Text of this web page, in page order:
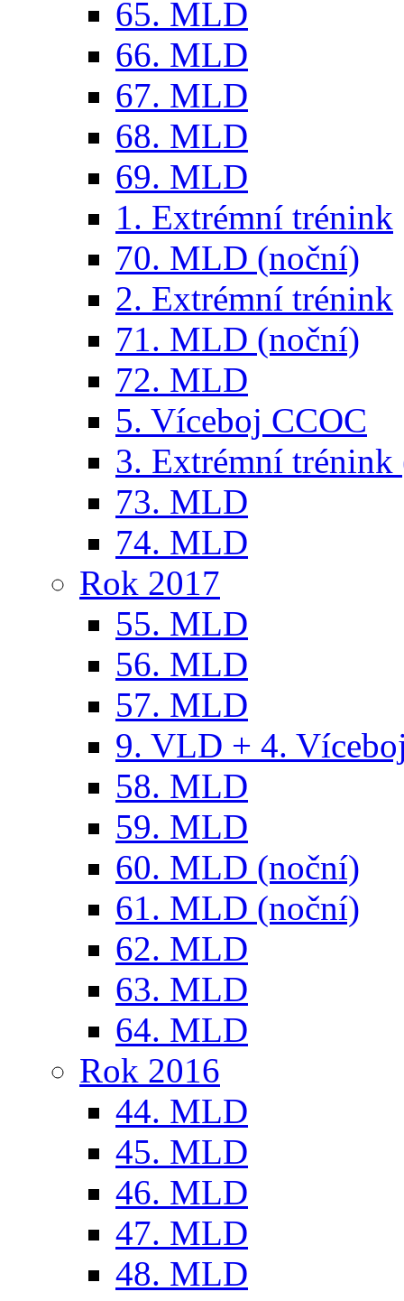
65. MLD
66. MLD
67. MLD
68. MLD
69. MLD
1. Extrémní trénink
70. MLD (noční)
2. Extrémní trénink
71. MLD (noční)
72. MLD
5. Víceboj CCOC
3. Extrémní trénink
73. MLD
74. MLD
Rok 2017
55. MLD
56. MLD
57. MLD
9. VLD + 4.
58. MLD
59. MLD
60. MLD (noční)
61. MLD (noční)
62. MLD
63. MLD
64. MLD
Rok 2016
44. MLD
45. MLD
46. MLD
47. MLD
48. MLD